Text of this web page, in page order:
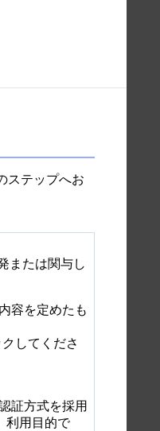
ステップへお
または関与し
容を定めたも
してくださ
証方式を採用
利用目的で